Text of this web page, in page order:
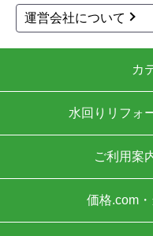
運営会社について
カ
水回りリフォ
ご利用案
価格.com